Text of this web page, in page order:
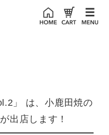
」 は、小鹿田焼の
出店します！